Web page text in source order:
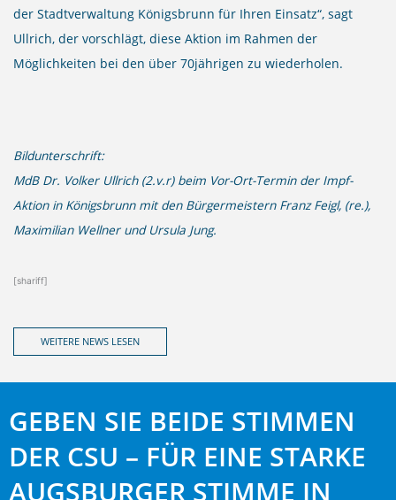
der Stadtverwaltung Königsbrunn für Ihren Einsatz“, sagt
Ullrich, der vorschlägt, diese Aktion im Rahmen der
Möglichkeiten bei den über 70jährigen zu wiederholen.
Bildunterschrift:
MdB Dr. Volker Ullrich (2.v.r) beim Vor-Ort-Termin der Impf-
Aktion in Königsbrunn mit den Bürgermeistern Franz Feigl, (re.),
Maximilian Wellner und Ursula Jung.
[shariff]
WEITERE NEWS LESEN
GEBEN SIE BEIDE STIMMEN
DER CSU – FÜR EINE STARKE
AUGSBURGER STIMME IN